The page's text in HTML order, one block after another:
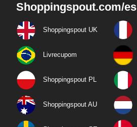
Shoppingspout.com/es
Shoppingspout UK
Livrecupom
Shoppingspout PL
Shoppingspout AU